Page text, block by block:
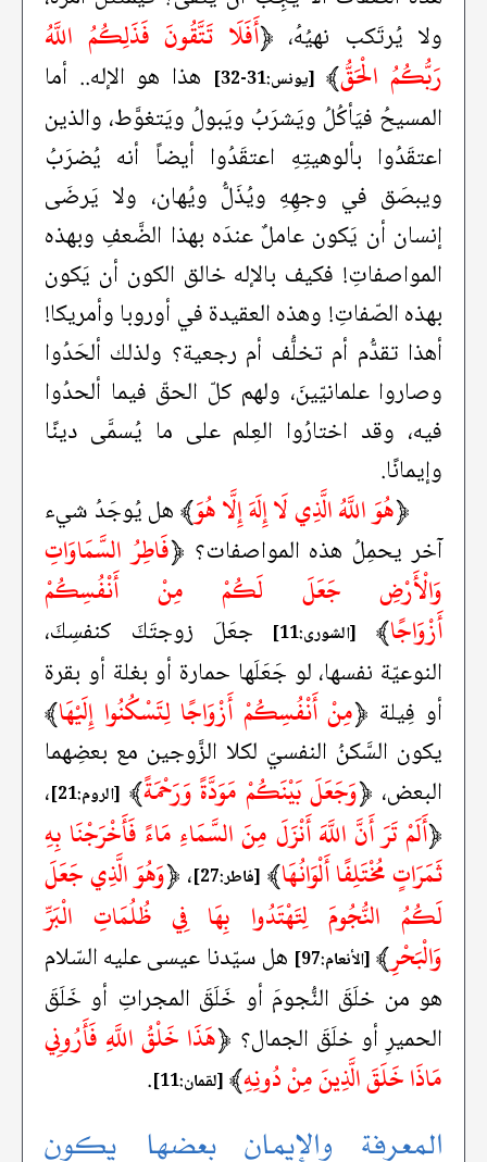
ولا يُرتَكب نهيُهُ، ﴿أَفَلَا تَتَّقُونَ فَذَلِكُمُ اللَّهُ
رَبُّكُمُ الْحَقُّ﴾ [يونس:31-32]
هذا هو الإله.. أما
المسيحُ فيَأكُلُ ويَشرَبُ ويَبولُ ويَتغوَّط، والذين
اعتقَدُوا بألوهيتِهِ اعتقَدُوا أيضاً أنه يُضرَبُ
ويبصَق في وجهِهِ ويُذَلُّ ويُهان، ولا يَرضَى
إنسان أن يَكون عاملٌ عندَه بهذا الضَّعفِ وبهذه
المواصفاتِ! فكيف بالإله خالق الكون أن يَكون
بهذه الصّفاتِ! وهذه العقيدة في أوروبا وأمريكا!
أهذا تقدُّم أم تخلُّف أم رجعية؟ ولذلك ألحَدُوا
وصاروا علمانيّينَ، ولهم كلّ الحقّ فيما ألحدُوا
فيه، وقد اختارُوا العِلم على ما يُسمَّى دينًا
وإيمانًا.
﴿هُوَ اللَّهُ الَّذِي لَا إِلَهَ إِلَّا هُوَ﴾هل يُوجَدُ شيء
آخر يحمِلُ هذه المواصفات؟ ﴿فَاطِرُ السَّمَاوَاتِ
وَالْأَرْضِ جَعَلَ لَكُمْ مِنْ أَنْفُسِكُمْ
أَزْوَاجًا﴾ [الشورى:11]
جعَلَ زوجتَكَ كنفسِكَ،
النوعيّة نفسها، لو جَعَلَها حمارة أو بغلة أو بقرة
أو فِيلة ﴿مِنْ أَنْفُسِكُمْ أَزْوَاجًا لِتَسْكُنُوا إِلَيْهَا﴾
يكون السَّكنُ النفسيّ لكلا الزَّوجين مع بعضِهما
البعض، ﴿وَجَعَلَ بَيْنَكُمْ مَوَدَّةً وَرَحْمَةً﴾ [الروم:21] ،
﴿أَلَمْ تَرَ أَنَّ اللَّهَ أَنْزَلَ مِنَ السَّمَاءِ مَاءً فَأَخْرَجْنَا بِهِ
ثَمَرَاتٍ مُخْتَلِفًا أَلْوَانُهَا﴾ [فاطر:27] ، ﴿وَهُوَ الَّذِي جَعَلَ
لَكُمُ النُّجُومَ لِتَهْتَدُوا بِهَا فِي ظُلُمَاتِ الْبَرِّ
وَالْبَحْرِ﴾ [الأنعام:97]
هل سيّدنا عيسى عليه السّلام
هو من خلَقَ النُّجومَ أو خَلَقَ المجراتِ أو خَلَقَ
الحميرِ أو خلَقَ الجمال؟ ﴿هَذَا خَلْقُ اللَّهِ فَأَرُونِي
مَاذَا خَلَقَ الَّذِينَ مِنْ دُونِهِ﴾ [لقمان:11] .
المعرفة والإيمان بعضها يكون